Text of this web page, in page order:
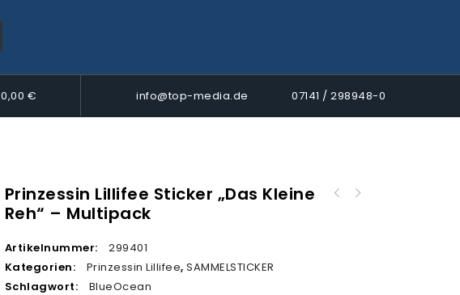
0,00 € info@top-media.de 07141 / 298948-0
Prinzessin Lillifee Sticker „Das Kleine
Reh“ – Multipack
Artikelnummer:
299401
Kategorien:
Prinzessin Lillifee,SAMMELSTICKER
Schlagwort:
BlueOcean